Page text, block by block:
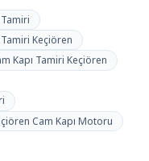
Keçiören
Kapı Tamiri Keçiören
Cam Kapı Motoru